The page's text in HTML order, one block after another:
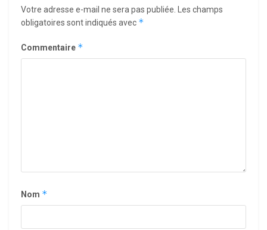
Votre adresse e-mail ne sera pas publiée. Les champs
obligatoires sont indiqués avec *
Commentaire *
Nom *